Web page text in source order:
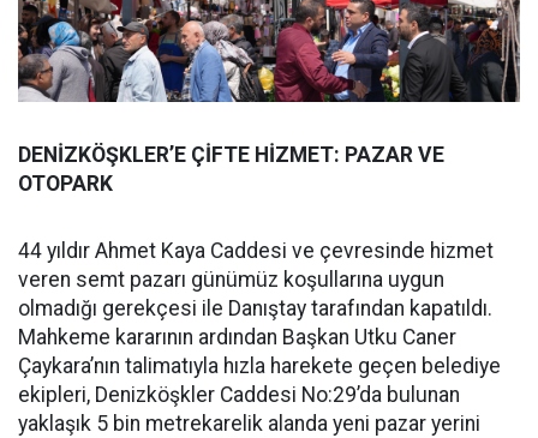
DENİZKÖŞKLER’E ÇİFTE HİZMET: PAZAR VE
OTOPARK
44 yıldır Ahmet Kaya Caddesi ve çevresinde hizmet
veren semt pazarı günümüz koşullarına uygun
olmadığı gerekçesi ile Danıştay tarafından kapatıldı.
Mahkeme kararının ardından Başkan Utku Caner
Çaykara’nın talimatıyla hızla harekete geçen belediye
ekipleri, Denizköşkler Caddesi No:29’da bulunan
yaklaşık 5 bin metrekarelik alanda yeni pazar yerini